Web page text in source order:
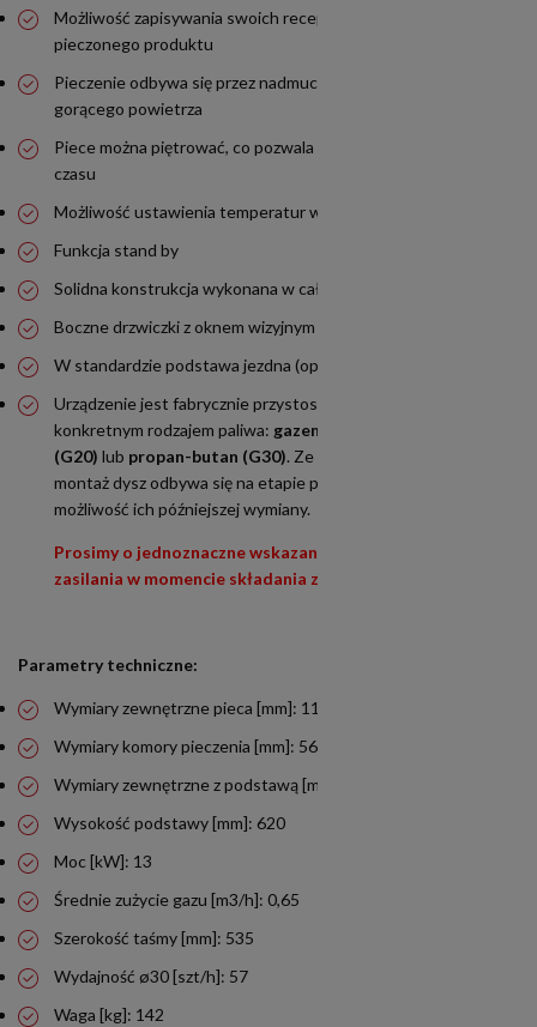
Możliwość zapisywania swoich receptur dla każdego rodzaju
pieczonego produktu
Pieczenie odbywa się przez nadmuch dwóch strumieni
gorącego powietrza
Piece można piętrować, co pozwala na oszczędność miejsca i
czasu
Możliwość ustawienia temperatur w zakresie 150°C - 300°C
Funkcja stand by
Solidna konstrukcja wykonana w całości ze stali nierdzewnej
Boczne drzwiczki z oknem wizyjnym
W standardzie podstawa jezdna (oprócz modelu SET1100)
Urządzenie jest fabrycznie przystosowane do pracy z
konkretnym rodzajem paliwa: gazem ziemnym
(G20) lub propan-butan (G30). Ze względów technicznych
montaż dysz odbywa się na etapie produkcji, co wyklucza
możliwość ich późniejszej wymiany.
Prosimy o jednoznaczne wskazanie wybranego typu
zasilania w momencie składania zamówienia.
Parametry techniczne:
Wymiary zewnętrzne pieca [mm]: 1123x1710x450
Wymiary komory pieczenia [mm]: 566x170x72
Wymiary zewnętrzne z podstawą [mm]: 1123x1710x1070
Wysokość podstawy [mm]: 620
Moc [kW]: 13
Średnie zużycie gazu [m3/h]: 0,65
Szerokość taśmy [mm]: 535
Wydajność ø30 [szt/h]: 57
Waga [kg]: 142